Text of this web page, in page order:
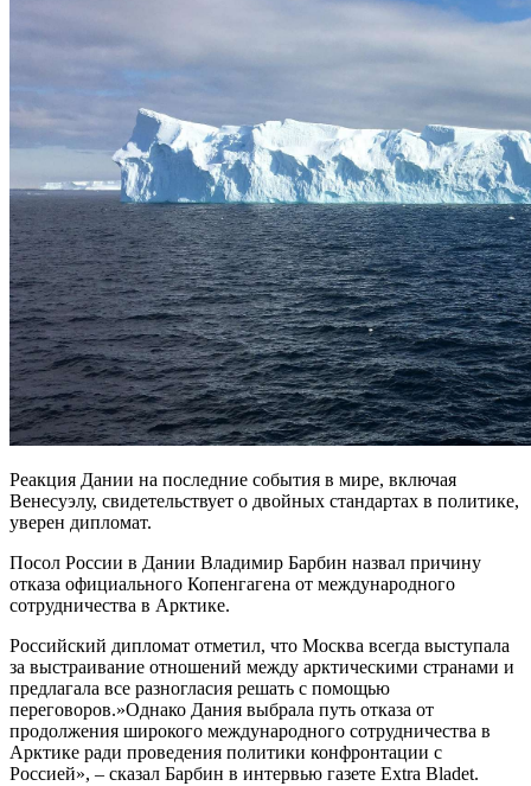
Реакция Дании на последние события в мире, включая
Венесуэлу, свидетельствует о двойных стандартах в политике,
уверен дипломат.
Посол России в Дании Владимир Барбин назвал причину
отказа официального Копенгагена от международного
сотрудничества в Арктике.
Российский дипломат отметил, что Москва всегда выступала
за выстраивание отношений между арктическими странами и
предлагала все разногласия решать с помощью
переговоров.»Однако Дания выбрала путь отказа от
продолжения широкого международного сотрудничества в
Арктике ради проведения политики конфронтации с
Россией», – сказал Барбин в интервью газете Extra Bladet.